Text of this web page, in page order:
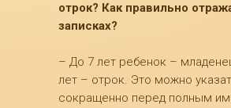
отрок? Как правильно
записках?
– До 7 лет ребенок –
лет – отрок. Это можно
сокращенно перед полным